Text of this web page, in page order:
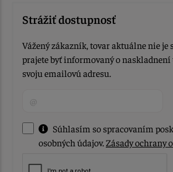
Strážiť dostupnosť
Vážený zákazník, tovar aktuálne nie je
prajete byť informovaný o naskladnení
svoju emailovú adresu.
Súhlasím so spracovaním
osobných údajov.Zásady ochrany